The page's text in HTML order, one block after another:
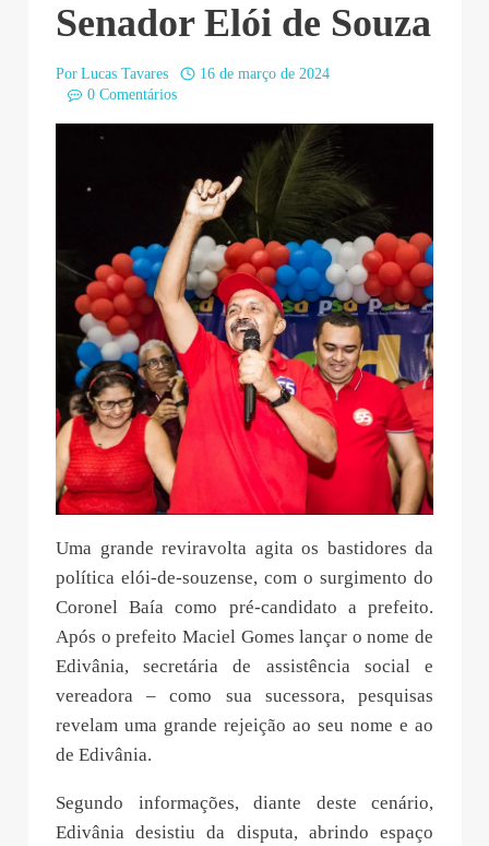
Senador Elói de Souza
Por Lucas Tavares
16 de março de 2024
0 Comentários
Uma grande reviravolta agita os bastidores da
política elói-de-souzense, com o surgimento do
Coronel Baía como pré-candidato a prefeito.
Após o prefeito Maciel Gomes lançar o nome de
Edivânia, secretária de assistência social e
vereadora – como sua sucessora, pesquisas
revelam uma grande rejeição ao seu nome e ao
de Edivânia.
Segundo informações, diante deste cenário,
Edivânia desistiu da disputa, abrindo espaço